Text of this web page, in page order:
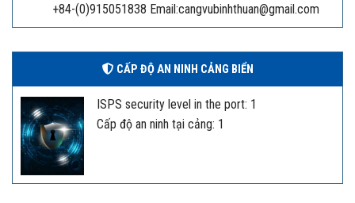
+84-(0)915051838 Email:cangvubinhthuan@gmail.com
CẤP ĐỘ AN NINH CẢNG BIỂN
ISPS security level in the port: 1
Cấp độ an ninh tại cảng: 1